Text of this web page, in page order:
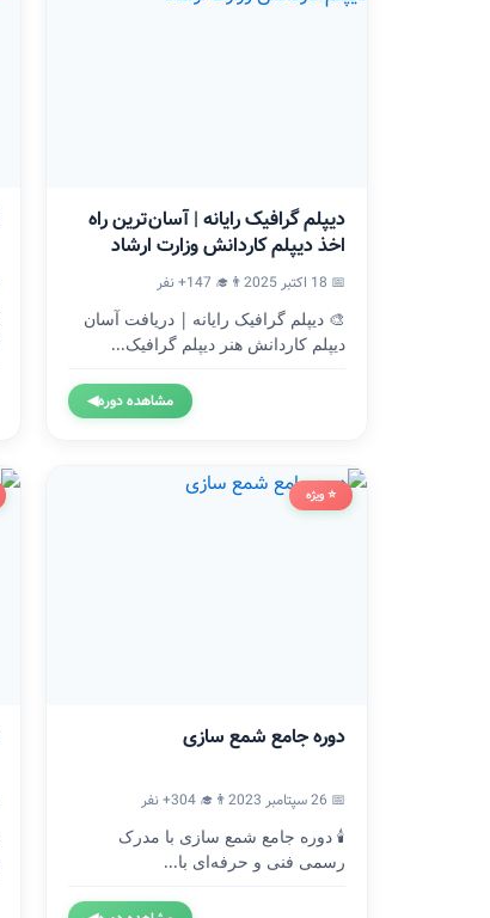
دیپلم گرافیک رایانه | آسان‌ترین راه
اخذ دیپلم کاردانش وزارت ارشاد
📅 18 اکتبر 2025
👨‍🎓 147+ نفر
🎨 دیپلم گرافیک رایانه | دریافت آسان
دیپلم کاردانش هنر دیپلم گرافیک...
مشاهده دوره◀
⭐ ویژه
دوره جامع شمع سازی
📅 26 سپتامبر 2023
👨‍🎓 304+ نفر
🕯️ دوره جامع شمع سازی با مدرک
رسمی فنی و حرفه‌ای با...